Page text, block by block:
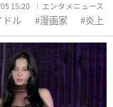
15:20 エンタメニュース
ドル 漫画家 炎上